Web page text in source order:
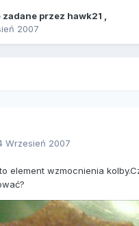
zadane przez hawk21
2007
Wrzesień 2007
element wzmocnienia